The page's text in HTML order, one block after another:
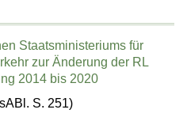
Staatsministeriums für
zur Änderung der RL
2014 bis 2020
S. 251)